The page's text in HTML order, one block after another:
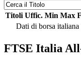
Titoli Uffic. Min Max
Dati di borsa
FTSE Italia